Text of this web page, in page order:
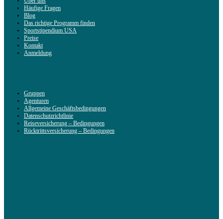
Häufige Fragen
Blog
Das richtige Programm finden
Sportstipendium USA
Preise
Kontakt
Anmeldung
Gruppen
Agenturen
Allgemeine Geschäftsbedingungen
Datenschutzrichtlinie
Reiseversicherung – Bedingungen
Rücktrittsversicherung – Bedingungen